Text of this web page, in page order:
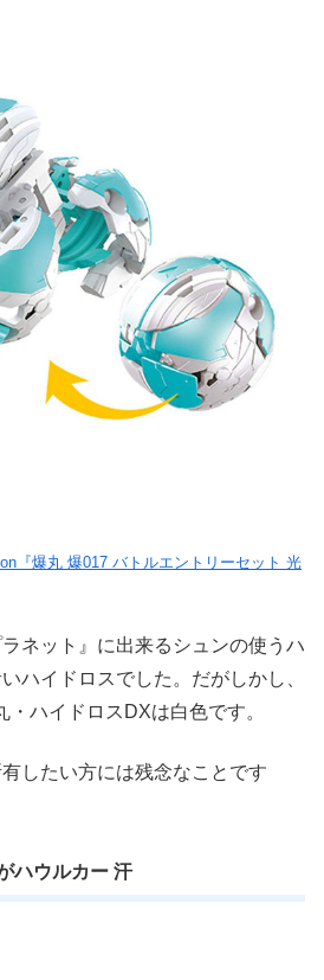
『爆丸 爆017 バトルエントリーセット 光
ネット』に出来るシュンの使うハ
ハイドロスでした。だがしかし、
ハイドロスDXは白色です。
したい方には残念なことです
ハウルカー 汗